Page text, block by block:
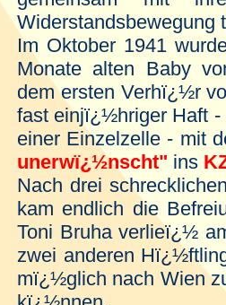
Widerstandsbewegung
Im Oktober 1941
Monate alten Baby
dem ersten Verhï¿½r
fast einjï¿½hriger Haft -
einer Einzelzelle - mit
unerwï¿½nscht" ins
Nach drei
kam endlich die
Toni Bruha verlieï¿½
zwei anderen
mï¿½glich nach Wien